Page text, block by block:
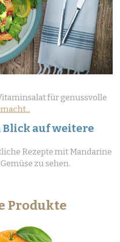
für genussvolle
Blick auf weitere
Rezepte mit Mandarine
zu sehen.
Produkte